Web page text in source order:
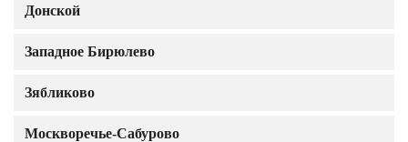
Донской
Западное Бирюлево
Зябликово
Москворечье-Сабурово